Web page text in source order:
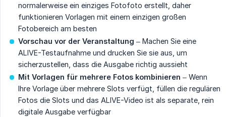
normalerweise ein einziges Fotofoto erstellt, daher
funktionieren Vorlagen mit einem einzigen großen
Fotobereich am besten
Vorschau vor der Veranstaltung – Machen Sie eine
ALIVE-Testaufnahme und drucken Sie sie aus, um
sicherzustellen, dass die Ausgabe richtig aussieht
Mit Vorlagen für mehrere Fotos kombinieren – Wenn
Ihre Vorlage über mehrere Slots verfügt, füllen die regulären
Fotos die Slots und das ALIVE-Video ist als separate, rein
digitale Ausgabe verfügbar